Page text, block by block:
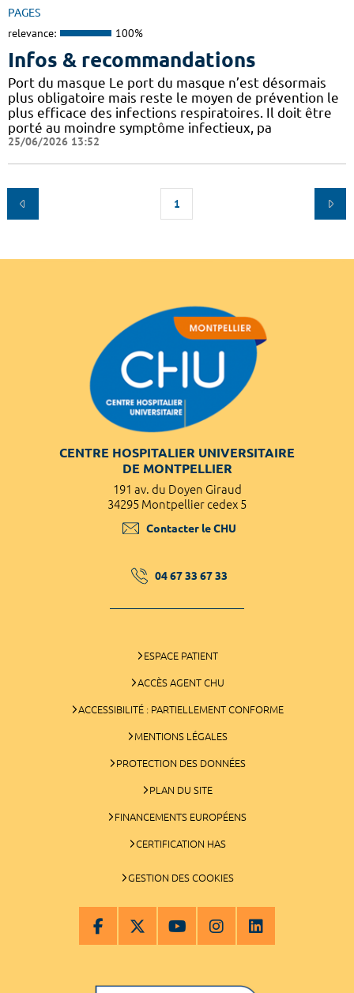
PAGES
relevance: 100%
Infos & recommandations
Port du masque Le port du masque n’est désormais
plus obligatoire mais reste le moyen de prévention le
plus efficace des infections respiratoires. Il doit être
porté au moindre symptôme infectieux, pa
25/06/2026 13:52
1
CENTRE HOSPITALIER UNIVERSITAIRE
DE MONTPELLIER
191 av. du Doyen Giraud
34295 Montpellier cedex 5
Contacter le CHU
04 67 33 67 33
ESPACE PATIENT
ACCÈS AGENT CHU
ACCESSIBILITÉ : PARTIELLEMENT CONFORME
MENTIONS LÉGALES
PROTECTION DES DONNÉES
PLAN DU SITE
FINANCEMENTS EUROPÉENS
CERTIFICATION HAS
GESTION DES COOKIES